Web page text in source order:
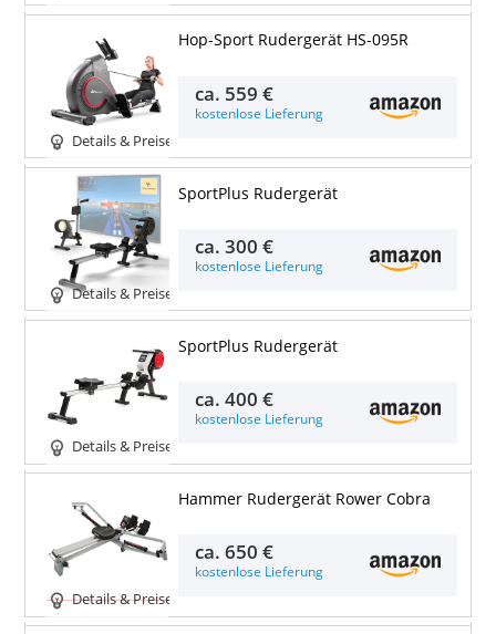
Details & Preise
Hop-Sport Rudergerät HS-095R
ca. 559 €
kostenlose Lieferung
Details & Preise
SportPlus Rudergerät
ca.300 €
kostenlose Lieferung
Details & Preise
SportPlus Rudergerät
ca.400 €
kostenlose Lieferung
Details & Preise
Hammer Rudergerät Rower Cobra
ca.650 €
kostenlose Lieferung